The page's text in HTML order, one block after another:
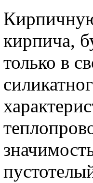
кирпича,
только в